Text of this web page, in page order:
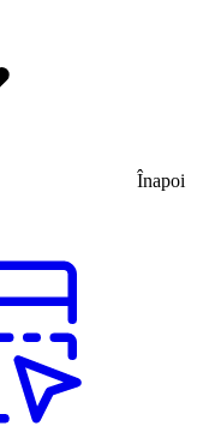
Înapoi